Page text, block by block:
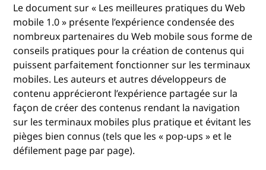
Le document sur « Les meilleures pratiques du Web
mobile 1.0 » présente l’expérience condensée des
nombreux partenaires du Web mobile sous forme de
conseils pratiques pour la création de contenus qui
puissent parfaitement fonctionner sur les terminaux
mobiles. Les auteurs et autres développeurs de
contenu apprécieront l’expérience partagée sur la
façon de créer des contenus rendant la navigation
sur les terminaux mobiles plus pratique et évitant les
pièges bien connus (tels que les « pop-ups » et le
défilement page par page).